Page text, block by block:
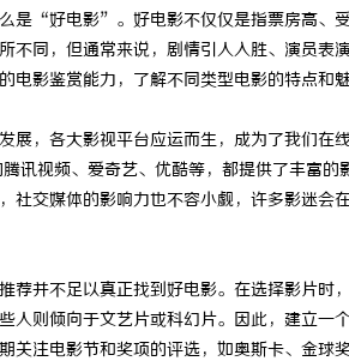
是“好电影”。好电影不仅仅是指票房高、
不同，但通常来说，剧情引人入胜、演员
电影鉴赏能力，了解不同类型电影的特点和
展，各大影视平台应运而生，成为了我们
讯视频、爱奇艺、优酷等，都提供了丰富
社交媒体的影响力也不容小觑，许多影迷
荐并不足以真正找到好电影。在选择影片
人则倾向于文艺片或科幻片。因此，建立
关注电影节和奖项的评选，如奥斯卡、金球